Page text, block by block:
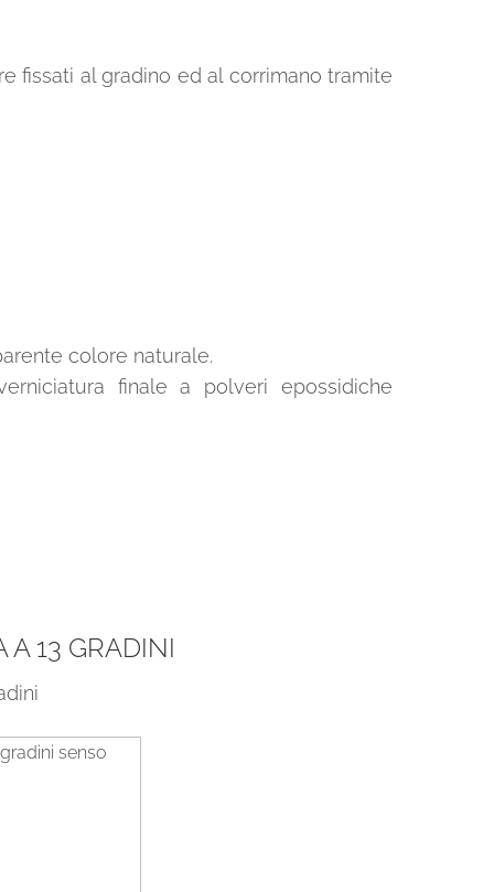
fissati al gradino ed al corrimano tramite
colore naturale.
finale a polveri epossidiche
13 GRADINI